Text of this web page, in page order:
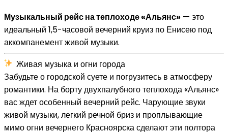
Музыкальный рейс на теплоходе «Альянс» — это
идеальный 1,5-часовой вечерний круиз по Енисею под
аккомпанемент живой музыки.
Живая музыка и огни города
Забудьте о городской суете и погрузитесь в атмосферу
романтики. На борту двухпалубного теплохода «Альянс»
вас ждет особенный вечерний рейс. Чарующие звуки
живой музыки, легкий речной бриз и проплывающие
мимо огни вечернего Красноярска сделают эти полтора